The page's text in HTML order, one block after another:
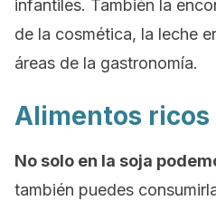
infantiles. También la
de la cosmética, la leche
áreas de la gastronomía.
Alimentos
No solo en la soja
también puedes